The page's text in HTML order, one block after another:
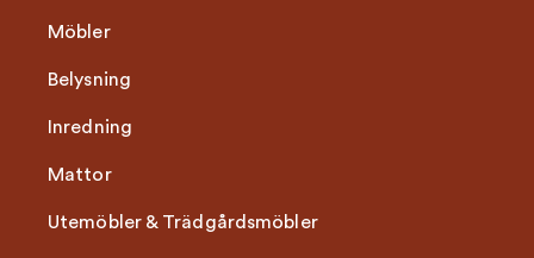
Möbler
Belysning
Inredning
Mattor
Utemöbler & Trädgårdsmöbler